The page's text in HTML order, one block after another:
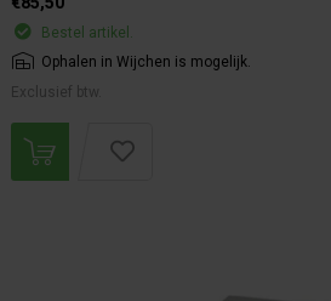
Bestel artikel.
Ophalen in Wijchen is mogelijk.
Exclusief btw.